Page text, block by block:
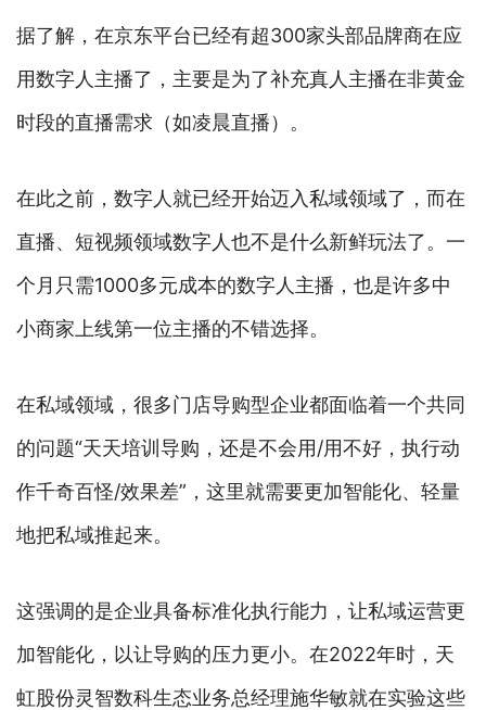
据了解，在京东平台已经有超300家头部品牌商在应
用数字人主播了，主要是为了补充真人主播在非黄金
时段的直播需求（如凌晨直播）。
在此之前，数字人就已经开始迈入私域领域了，而在
直播、短视频领域数字人也不是什么新鲜玩法了。一
个月只需1000多元成本的数字人主播，也是许多中
小商家上线第一位主播的不错选择。
在私域领域，很多门店导购型企业都面临着一个共同
的问题“天天培训导购，还是不会用/用不好，执行动
作千奇百怪/效果差”，这里就需要更加智能化、轻量
地把私域推起来。
这强调的是企业具备标准化执行能力，让私域运营更
加智能化，以让导购的压力更小。在2022年时，天
虹股份灵智数科生态业务总经理施华敏就在实验这些